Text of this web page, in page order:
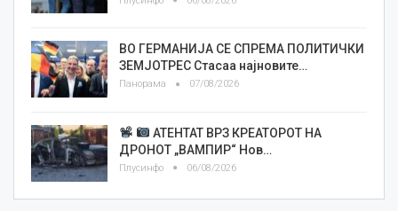
ВО ГЕРМАНИЈА СЕ СПРЕМА ПОЛИТИЧКИ
ЗЕМЈОТРЕС Стасаа најновите…
Панорама 07/08/2026
АТЕНТАТ ВРЗ КРЕАТОРОТ НА
ДРОНОТ „ВАМПИР“ Нов…
Плусинфо 06/08/2026